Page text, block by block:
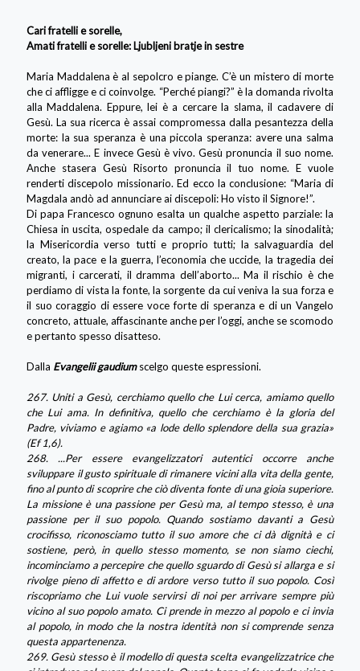
Cari fratelli e sorelle,
Amati fratelli e sorelle: Ljubljeni bratje in sestre
Maria Maddalena è al sepolcro e piange. C’è un mistero di morte
che ci affligge e ci coinvolge. “Perché piangi?” è la domanda rivolta
alla Maddalena. Eppure, lei è a cercare la slama, il cadavere di
Gesù. La sua ricerca è assai compromessa dalla pesantezza della
morte: la sua speranza è una piccola speranza: avere una salma
da venerare... E invece Gesù è vivo. Gesù pronuncia il suo nome.
Anche stasera Gesù Risorto pronuncia il tuo nome. E vuole
renderti discepolo missionario. Ed ecco la conclusione: “Maria di
Magdala andò ad annunciare ai discepoli: Ho visto il Signore!”.
Di papa Francesco ognuno esalta un qualche aspetto parziale: la
Chiesa in uscita, ospedale da campo; il clericalismo; la sinodalità;
la Misericordia verso tutti e proprio tutti; la salvaguardia del
creato, la pace e la guerra, l’economia che uccide, la tragedia dei
migranti, i carcerati, il dramma dell’aborto... Ma il rischio è che
perdiamo di vista la fonte, la sorgente da cui veniva la sua forza e
il suo coraggio di essere voce forte di speranza e di un Vangelo
concreto, attuale, affascinante anche per l’oggi, anche se scomodo
e pertanto spesso disatteso.
Dalla Evangelii gaudiumscelgo queste espressioni.
267. Uniti a Gesù, cerchiamo quello che Lui cerca, amiamo quello
che Lui ama. In definitiva, quello che cerchiamo è la gloria del
Padre, viviamo e agiamo «a lode dello splendore della sua grazia»
(Ef 1,6).
268. ...Per essere evangelizzatori autentici occorre anche
sviluppare il gusto spirituale di rimanere vicini alla vita della gente,
fino al punto di scoprire che ciò diventa fonte di una gioia superiore.
La missione è una passione per Gesù ma, al tempo stesso, è una
passione per il suo popolo. Quando sostiamo davanti a Gesù
crocifisso, riconosciamo tutto il suo amore che ci dà dignità e ci
sostiene, però, in quello stesso momento, se non siamo ciechi,
incominciamo a percepire che quello sguardo di Gesù si allarga e si
rivolge pieno di affetto e di ardore verso tutto il suo popolo. Così
riscopriamo che Lui vuole servirsi di noi per arrivare sempre più
vicino al suo popolo amato. Ci prende in mezzo al popolo e ci invia
al popolo, in modo che la nostra identità non si comprende senza
questa appartenenza.
269. Gesù stesso è il modello di questa scelta evangelizzatrice che